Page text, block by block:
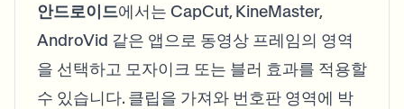
안드로이드에서는 CapCut, KineMaster,
AndroVid 같은 앱으로 동영상 프레임의 영역
을 선택하고 모자이크 또는 블러 효과를 적용할
수 있습니다. 클립을 가져와 번호판 영역에 박